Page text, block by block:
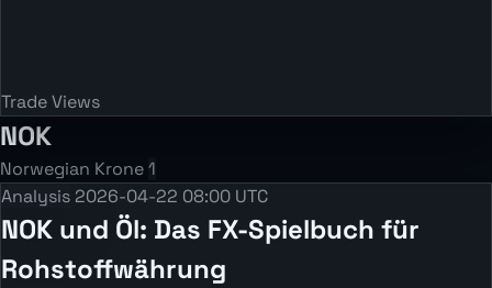
Trade Views
NOK
Norwegian Krone1
Analysis 2026-04-22 08:00 UTC
NOK und Öl: Das FX-Spielbuch für
Rohstoffwährung